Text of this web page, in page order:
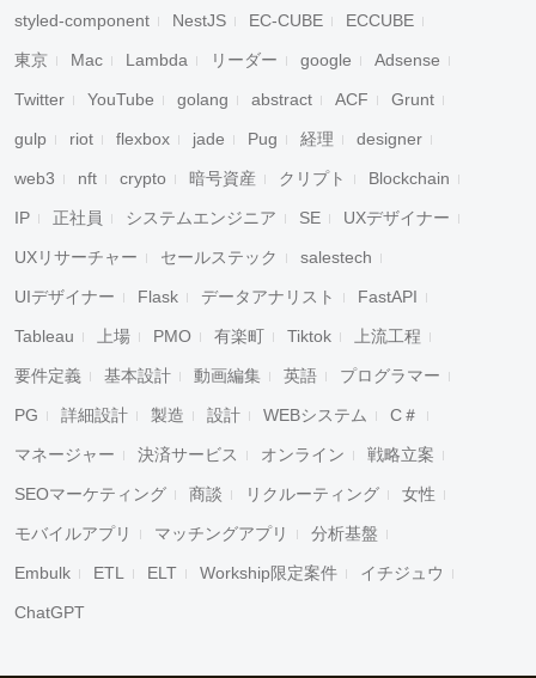
styled-component NestJS EC-CUBE ECCUBE
東京 Mac Lambda リーダー google Adsense
Twitter YouTube golang abstract ACF Grunt
gulp riot flexbox jade Pug 経理 designer
web3 nft crypto 暗号資産 クリプト Blockchain
IP 正社員 システムエンジニア SE UXデザイナー
UXリサーチャー セールステック salestech
UIデザイナー Flask データアナリスト FastAPI
Tableau 上場 PMO 有楽町 Tiktok 上流工程
要件定義 基本設計 動画編集 英語 プログラマー
PG 詳細設計 製造 設計 WEBシステム C＃
マネージャー 決済サービス オンライン 戦略立案
SEOマーケティング 商談 リクルーティング 女性
モバイルアプリ マッチングアプリ 分析基盤
Embulk ETL ELT Workship限定案件 イチジュウ
ChatGPT